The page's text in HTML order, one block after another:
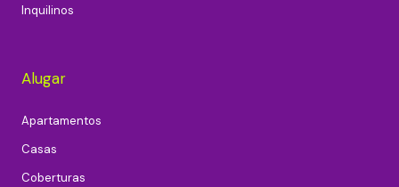
Inquilinos
Alugar
Apartamentos
Casas
Coberturas